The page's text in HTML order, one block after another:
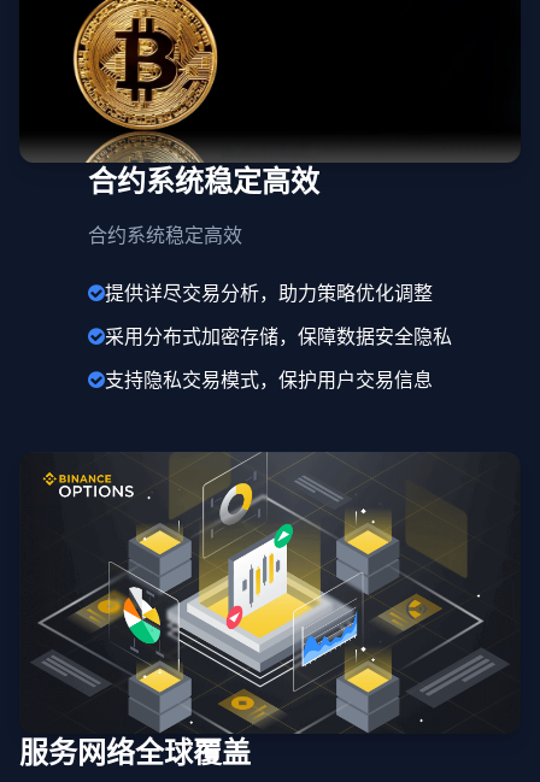
合约系统稳定高效
合约系统稳定高效
提供详尽交易分析，助力策略优化调整
采用分布式加密存储，保障数据安全隐私
支持隐私交易模式，保护用户交易信息
服务网络全球覆盖